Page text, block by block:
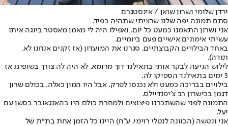
ירדן שלומי ושרון שואן / אינסטגרם
סתם תמונה יפה שלנו שרציתי שתהיה בפיד.
אני ושרון התאמנו כמעט כל יום. ואפילו היה לי מאמן מאסטר ביוגה איתו
עשיתי אימונים אישיים פעם ביומיים.
באחד הבילויים הקבוצתיים, סגרנו את המועדון (אז זקנים אנחנו לא.
תודה).
לילוש הגיעה לבקר אותי בתאילנד דוך מרומא. לא היה לה צורך בשופינג אז
3 ימים בתאילנד הספיקו לה.
בילויים בבריכה כמעט ולא נכנסו לפרק. אבל היו המון כאלה. בכולם שרון
דגמן בכישרון רב צ׳יפנדיילס.
התמונה לפני שהשתכרנו פיצוצים ולמחרת כולם היו בהאנגאובר בסשן עם
יעל.